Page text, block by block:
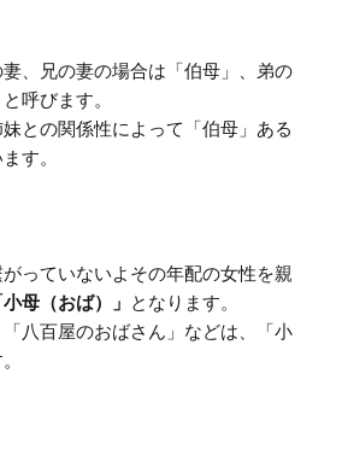
、兄の妻の場合は「伯母」、弟の
呼びます。
との関係性によって「伯母」ある
す。
っていないよその年配の女性を親
小母（おば）」 となります。
「八百屋のおばさん」などは、「小